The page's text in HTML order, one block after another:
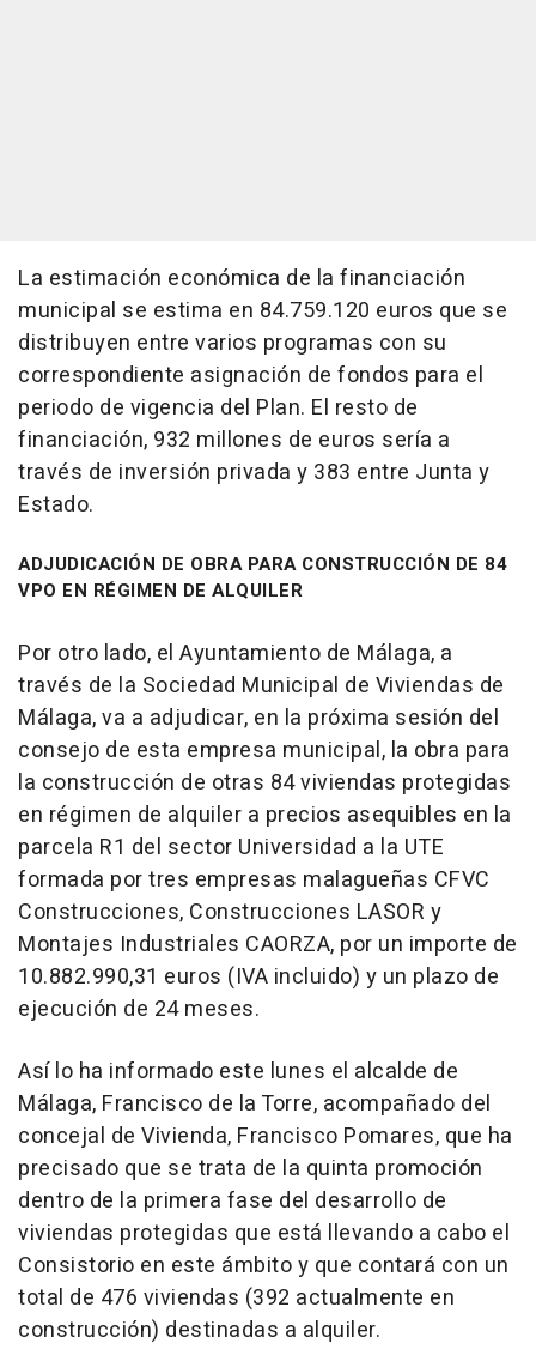
La estimación económica de la financiación
municipal se estima en 84.759.120 euros que se
distribuyen entre varios programas con su
correspondiente asignación de fondos para el
periodo de vigencia del Plan. El resto de
financiación, 932 millones de euros sería a
través de inversión privada y 383 entre Junta y
Estado.
ADJUDICACIÓN DE OBRA PARA CONSTRUCCIÓN DE 84
VPO EN RÉGIMEN DE ALQUILER
Por otro lado, el Ayuntamiento de Málaga, a
través de la Sociedad Municipal de Viviendas de
Málaga, va a adjudicar, en la próxima sesión del
consejo de esta empresa municipal, la obra para
la construcción de otras 84 viviendas protegidas
en régimen de alquiler a precios asequibles en la
parcela R1 del sector Universidad a la UTE
formada por tres empresas malagueñas CFVC
Construcciones, Construcciones LASOR y
Montajes Industriales CAORZA, por un importe de
10.882.990,31 euros (IVA incluido) y un plazo de
ejecución de 24 meses.
Así lo ha informado este lunes el alcalde de
Málaga, Francisco de la Torre, acompañado del
concejal de Vivienda, Francisco Pomares, que ha
precisado que se trata de la quinta promoción
dentro de la primera fase del desarrollo de
viviendas protegidas que está llevando a cabo el
Consistorio en este ámbito y que contará con un
total de 476 viviendas (392 actualmente en
construcción) destinadas a alquiler.